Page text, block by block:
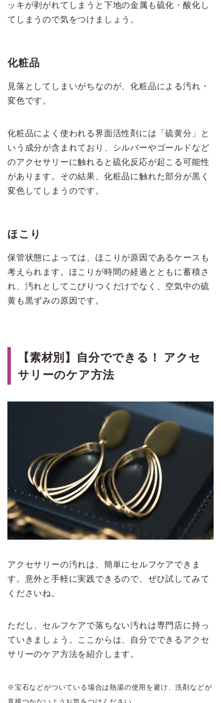
ッキが剥がれてしまうと下地の金属も硫化・酸化し
てしまうので気をつけましょう。
化粧品
見落としてしまいがちなのが、化粧品による汚れ・
変色です。
化粧品によく使われる界面活性剤には「硫黄分」と
いう成分が含まれており、シルバーやゴールドなど
のアクセサリーに触れると硫化反応が起こる可能性
があります。その結果、化粧品に触れた部分が黒く
変色してしまうのです。
ほこり
保管状態によっては、ほこりが原因であるケースも
考えられます。ほこりが時間の経過とともに蓄積さ
れ、汚れとしてこびりつくだけでなく、空気中の硫
黄も黒ずみの原因です。
【素材別】自分でできる！ アクセ
サリーのケア方法
アクセサリーの汚れは、簡単にセルフケアできま
す。意外と手軽に実践できるので、ぜひ試してみて
くださいね。
ただし、セルフケアで落ちない汚れは専門店に持っ
ていきましょう。ここからは、自分でできるアクセ
サリーのケア方法を紹介します。
※宝石などがついている場合は熱湯の使用を避け、洗剤などが
直接つかないようお気をつけください。